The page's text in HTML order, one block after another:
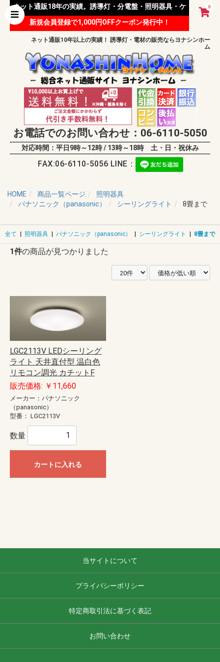
0
ネット通販18年の実績。誘導灯・分電盤・照明器具・ケ
ーブル等 様々な資材を取り扱っています。
新規会員登録で1,000円OFFクーポン発行中！
ネット通販10年以上の実績！ 誘導灯・電材の販売ならヨナシンホー
ム
お電話でのお問い合わせ：06-6110-5050
対応時間：平日9時～12時 / 13時～18時 土・日・祝休み
FAX:06-6110-5056 LINE：
HOME 商品一覧ページ
照明器具
パナソニック（panasonic）
シーリングライト 8畳まで
全て | 照明器具 | パナソニック（panasonic） | シーリングライト | 8畳まで
1件の商品が見つかりました
LGC2113V LEDシーリング
ライト 天井直付型 温白色
リモコン調光 カチットF
販売価格: ￥11,660
メーカー：パナソニック
（panasonic）
型番： LGC2113V
数量
カートに入れる
当サイトについて
プライバシーポリシー
特定商取引法に基づく表記
お問い合わせ